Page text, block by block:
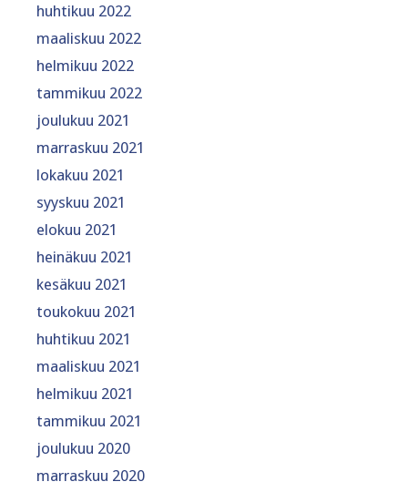
huhtikuu 2022
maaliskuu 2022
helmikuu 2022
tammikuu 2022
joulukuu 2021
marraskuu 2021
lokakuu 2021
syyskuu 2021
elokuu 2021
heinäkuu 2021
kesäkuu 2021
toukokuu 2021
huhtikuu 2021
maaliskuu 2021
helmikuu 2021
tammikuu 2021
joulukuu 2020
marraskuu 2020